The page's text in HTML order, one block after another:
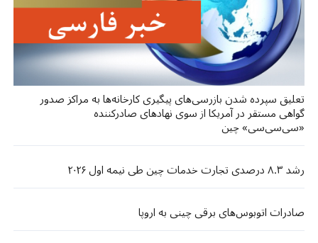
تعلیق سپرده شدن بازرسی‌های پیگیری کارخانه‌ها به مراکز صدور
گواهی مستقر در آمریکا از سوی نهادهای صادرکننده
«سی‌سی‌سی» چین
رشد ۸.۳ درصدی تجارت خدمات چین طی نیمه اول ۲۰۲۶
صادرات اتوبوس‌های برقی چینی به اروپا